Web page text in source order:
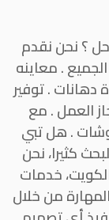
؟ نحن نقدم
. معاينه
. توفير
العمل . مع
. هل تبي
كثيرا، نحن
خدمات
من خلال